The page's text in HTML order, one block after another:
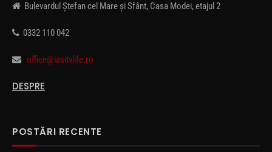
Bulevardul Ștefan cel Mare și Sfânt, Casa Modei, etajul 2
0332 110 042
office@iasitvlife.ro
DESPRE
POSTĂRI RECENTE